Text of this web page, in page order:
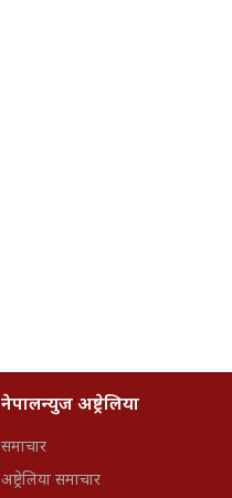
नेपालन्युज अष्ट्रेलिया
समाचार
अष्ट्रेलिया समाचार